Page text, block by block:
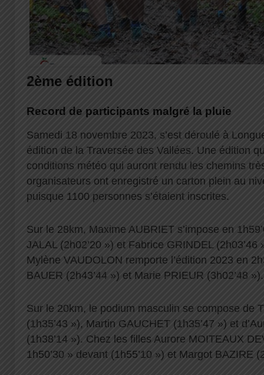
2ème édition
Record de participants malgré la pluie
Samedi 18 novembre 2023, s’est déroulé à
édition de la Traversée des Vallées. Une édition
conditions météo qui auront rendu les chemins
organisateurs ont enregistré un carton plein au
puisque 1100 personnes s’étaient inscrites.
Sur le 28km, Maxime AUBRIET s’impose en
JALAL (2h02’20 ») et Fabrice GRINDEL
Mylène VAUDOLON remporte l’édition 2023 en
BAUER (2h43’44 ») et Marie PRIEUR (3h02’48 »).
Sur le 20km, le podium masculin se compose de
(1h35’43 »), Martin GAUCHET (1h35’47 ») et
(1h38’14 »). Chez les filles Aurore MOITEAUX
1h50’30 » devant (1h55’10 ») et Margot BAZIRE